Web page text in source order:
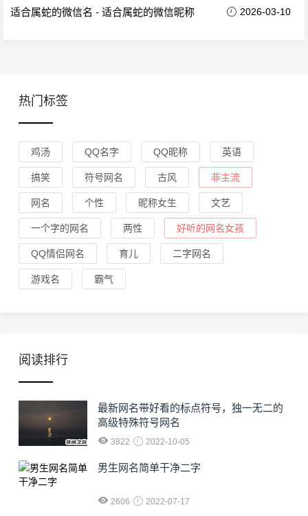
适合属蛇的微信名 - 适合属蛇的微信昵称 2026-03-10
热门标签
鸡汤 QQ名字 QQ昵称 英语
搞笑 符号网名 古风 非主流
网名 个性 昵称女生 文艺
一个字的网名 两性 好听的网名女孩
QQ情侣网名 育儿 二字网名
游戏名 霸气
阅读排行
最新网名带好看的标点符号，独一无二的
高级特殊符号网名
3822 2022-10-05
男生网名简单干净二字
2606 2022-07-17